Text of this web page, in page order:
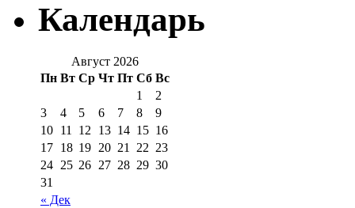
Календарь
Август 2026
Пн Вт Ср Чт Пт Сб Вс
« Дек
1
2
3
4 5 6 7 8
9
10 11 12 13 14 15 16
17 18 19 20 21 22 23
24 25 26 27 28 29 30
31